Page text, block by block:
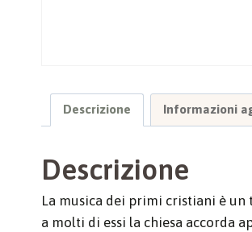
Descrizione Informazioni
Descrizione
La musica dei primi cristiani è un
a molti di essi la chiesa accorda